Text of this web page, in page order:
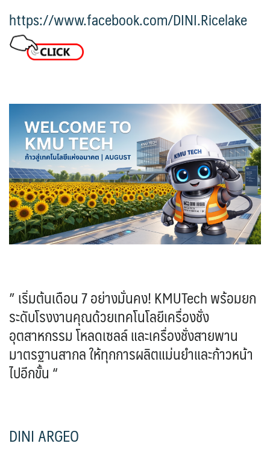
https://www.facebook.com/DINI.Ricelake
” เริ่มต้นเดือน 7 อย่างมั่นคง! KMUTech พร้อมยก
ระดับโรงงานคุณด้วยเทคโนโลยีเครื่องชั่ง
อุตสาหกรรม โหลดเซลล์ และเครื่องชั่งสายพาน
มาตรฐานสากล ให้ทุกการผลิตแม่นยำและก้าวหน้า
ไปอีกขั้น “
DINI ARGEO